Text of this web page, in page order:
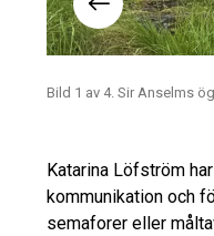
Bild 1 av 4. Sir Anselms
Katarina Löfström
kommunikation och
semaforer eller